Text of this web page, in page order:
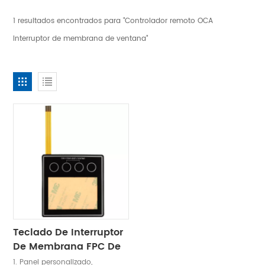
1 resultados encontrados para "Controlador remoto OCA
Interruptor de membrana de ventana"
Teclado De Interruptor
De Membrana FPC De
Ventana OCA
1. Panel personalizado,